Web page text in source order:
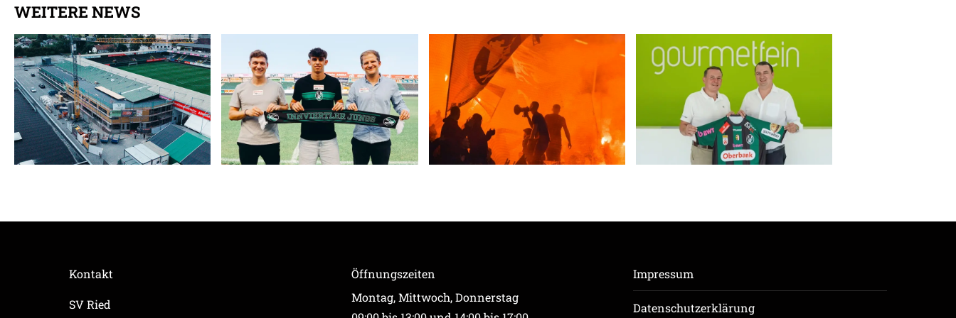
WEITERE NEWS
Kontakt
SV Ried
Öffnungszeiten
Montag, Mittwoch, Donnerstag
Impressum
Datenschutzerklärung